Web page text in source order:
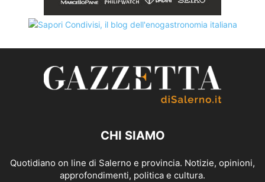
CHI SIAMO
Quotidiano on line di Salerno e provincia. Notizie, opinioni,
approfondimenti, politica e cultura.